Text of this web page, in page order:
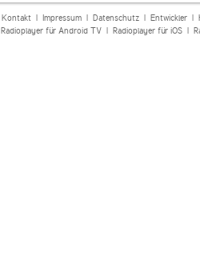
Kontakt| Impressum| Datenschutz| Entwickler|
Radioplayer für Android TV| Radioplayer für iOS|